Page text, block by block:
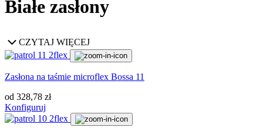
Białe zasłony
CZYTAJ WIĘCEJ
Zasłona na taśmie microflex Bossa 11
od 328,78 zł
Konfiguruj